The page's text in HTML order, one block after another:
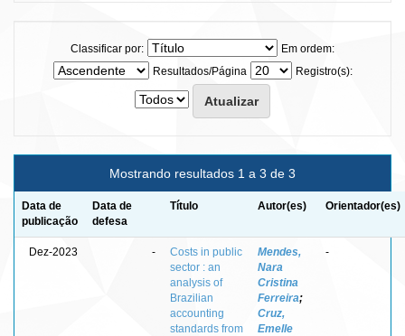
Classificar por:
Em ordem:
Resultados/Página
Registro(s):
Mostrando resultados 1 a 3 de 3
Data de
publicação
Data de
defesa
Título Autor(es) Orientador(es)
Dez-2023 -
Costs in public
sector : an
analysis of
Brazilian
accounting
standards from
Mendes,
Nara
Cristina
Ferreira;
Cruz,
Emelle
-